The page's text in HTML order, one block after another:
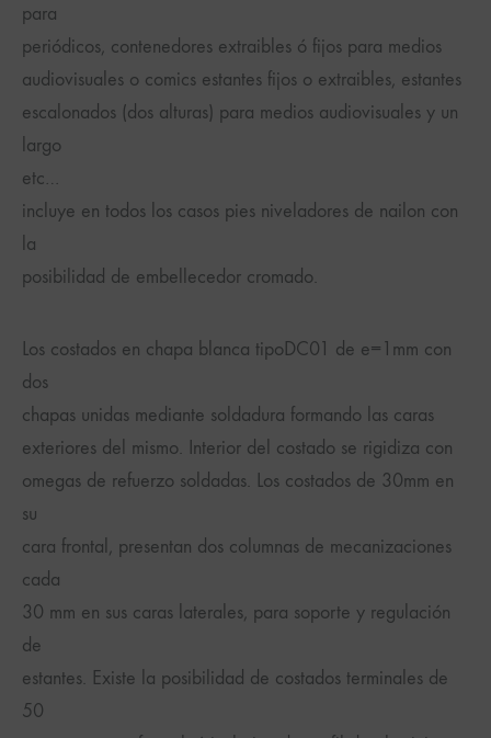
para
periódicos, contenedores extraibles ó fijos para medios
audiovisuales o comics estantes fijos o extraibles, estantes
escalonados (dos alturas) para medios audiovisuales y un
largo
etc…
incluye en todos los casos pies niveladores de nailon con
la
posibilidad de embellecedor cromado.
Los costados en chapa blanca tipoDC01 de e=1mm con
dos
chapas unidas mediante soldadura formando las caras
exteriores del mismo. Interior del costado se rigidiza con
omegas de refuerzo soldadas. Los costados de 30mm en
su
cara frontal, presentan dos columnas de mecanizaciones
cada
30 mm en sus caras laterales, para soporte y regulación
de
estantes. Existe la posibilidad de costados terminales de
50